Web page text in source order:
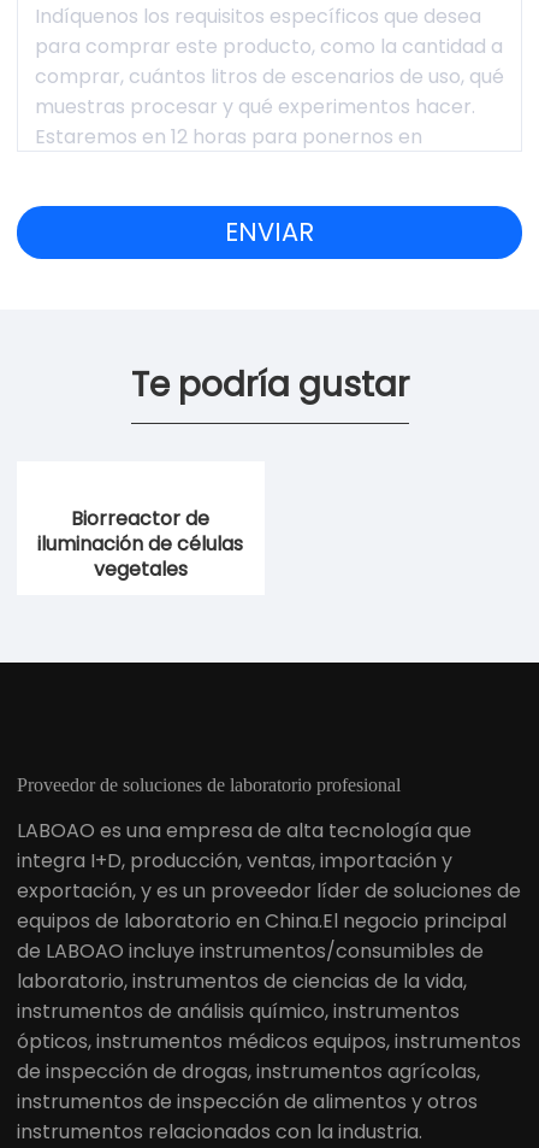
Te podría gustar
Biorreactor de
iluminación de células
vegetales
Proveedor de soluciones de laboratorio profesional
LABOAO es una empresa de alta tecnología que
integra I+D, producción, ventas, importación y
exportación, y es un proveedor líder de soluciones de
equipos de laboratorio en China.El negocio principal
de LABOAO incluye instrumentos/consumibles de
laboratorio, instrumentos de ciencias de la vida,
instrumentos de análisis químico, instrumentos
ópticos, instrumentos médicos equipos, instrumentos
de inspección de drogas, instrumentos agrícolas,
instrumentos de inspección de alimentos y otros
instrumentos relacionados con la industria.